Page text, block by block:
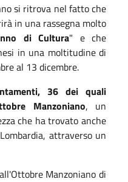
si ritrova nel fatto che
in una rassegna molto
di Cultura" e che
in una moltitudine di
al 13 dicembre.
36 dei quali
Manzoniano, un
che ha trovato anche
attraverso un
Manzoniano di